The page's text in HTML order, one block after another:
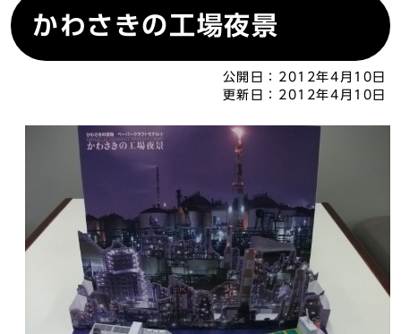
かわさきの工場夜景
公開日： 2012年4月10日
更新日： 2012年4月10日